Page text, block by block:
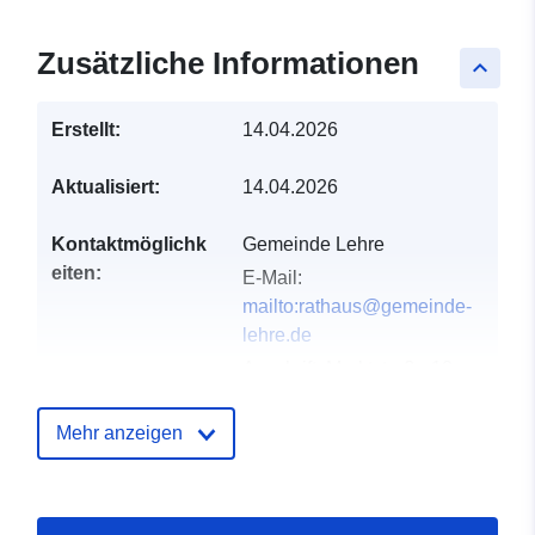
keyboard_arrow_up
Zusätzliche Informationen
Erstellt: 14.04.2026
Aktualisiert: 14.04.2026
Kontaktmöglichk
eiten:
Gemeinde Lehre
E-Mail:
mailto:rathaus@gemeinde-
lehre.de
Mehr anzeigen